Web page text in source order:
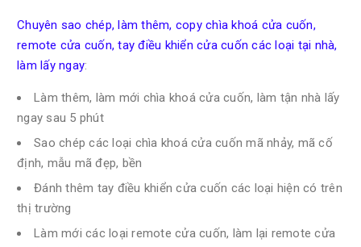
Chuyên sao chép, làm thêm, copy chìa khoá cửa cuốn,
remote cửa cuốn, tay điều khiển cửa cuốn các loại tại nhà,
làm lấy ngay:
Làm thêm, làm mới chìa khoá cửa cuốn, làm tận nhà lấy
ngay sau 5 phút
Sao chép các loại chìa khoá cửa cuốn mã nhảy, mã cố
định, mẫu mã đẹp, bền
Đánh thêm tay điều khiển cửa cuốn các loại hiện có trên
thị trường
Làm mới các loại remote cửa cuốn, làm lại remote cửa